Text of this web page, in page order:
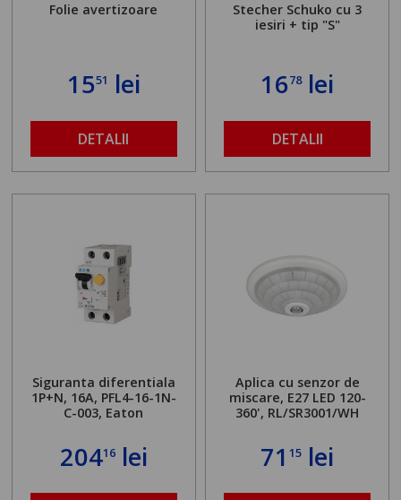
Folie avertizoare
1551 lei
DETALII
Stecher Schuko cu 3
iesiri + tip "S"
1678lei
DETALII
Siguranta diferentiala
1P+N, 16A, PFL4-16-1N-
C-003, Eaton
20416lei
Aplica cu senzor de
miscare, E27 LED 120-
360', RL/SR3001/WH
7115 lei